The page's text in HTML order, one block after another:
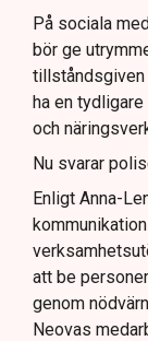
På sociala
bör ge
tillståndsgiven
ha en
och
Nu svarar
Enligt Anna-
att be
genom
Neovas